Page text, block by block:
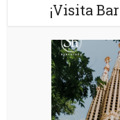
¡Visita